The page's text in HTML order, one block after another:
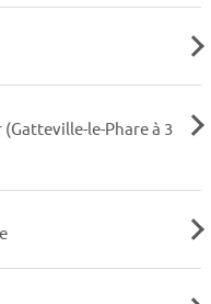
le-Phare à 3